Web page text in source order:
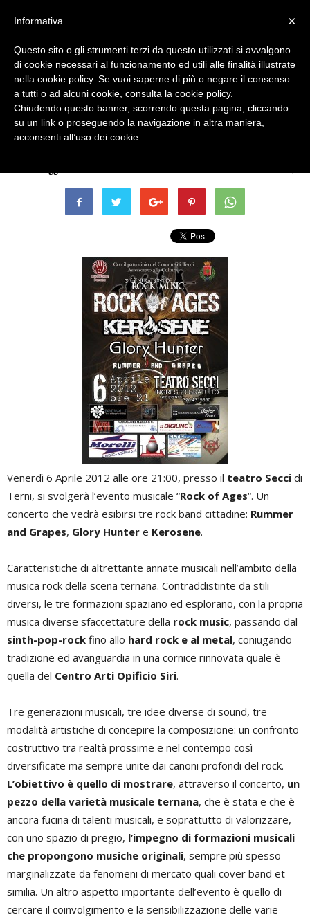
Eventi Archiviati
MUSICA – Rock of Ages
Venerdì 6 Aprile 2012 alle ore 21:00, presso il teatro Secci di
Terni, si svolgerà l’evento musicale “Rock of Ages“. Un
concerto che vedrà esibirsi tre rock band cittadine: Rummer
and Grapes, Glory Hunter e Kerosene.
Caratteristiche di altrettante annate musicali nell’ambito della
musica rock della scena ternana. Contraddistinte da stili
diversi, le tre formazioni spaziano ed esplorano, con la propria
musica diverse sfaccettature della rock music, passando dal
sinth-pop-rock fino allo hard rock e al metal, coniugando
tradizione ed avanguardia in una cornice rinnovata quale è
quella del Centro Arti Opificio Siri.
Tre generazioni musicali, tre idee diverse di sound, tre
modalità artistiche di concepire la composizione: un confronto
costruttivo tra realtà prossime e nel contempo così
diversificate ma sempre unite dai canoni profondi del rock.
L’obiettivo è quello di mostrare, attraverso il concerto, un
pezzo della varietà musicale ternana, che è stata e che è
ancora fucina di talenti musicali, e soprattutto di valorizzare,
con uno spazio di pregio, l’impegno di formazioni musicali
che propongono musiche originali, sempre più spesso
marginalizzate da fenomeni di mercato quali cover band et
similia. Un altro aspetto importante dell’evento è quello di
cercare il coinvolgimento e la sensibilizzazione delle varie
×
Informativa
Questo sito o gli strumenti terzi da questo utilizzati si avvalgono
di cookie necessari al funzionamento ed utili alle finalità illustrate
nella cookie policy. Se vuoi saperne di più o negare il consenso
a tutti o ad alcuni cookie, consulta la cookie policy.
Chiudendo questo banner, scorrendo questa pagina, cliccando
su un link o proseguendo la navigazione in altra maniera,
acconsenti all’uso dei cookie.